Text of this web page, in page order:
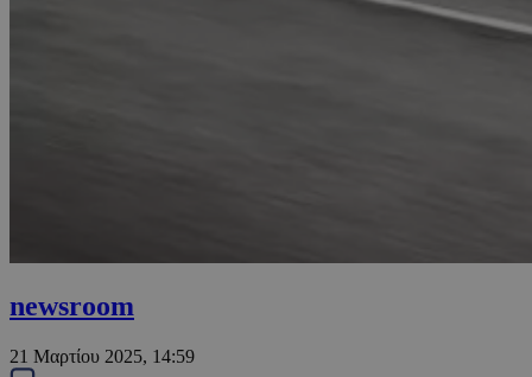
newsroom
21 Μαρτίου 2025, 14:59